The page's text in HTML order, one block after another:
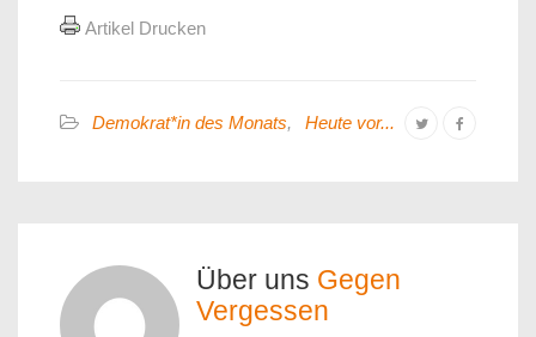
Artikel Drucken
Demokrat*in des Monats, Heute vor...
Über uns Gegen
Vergessen